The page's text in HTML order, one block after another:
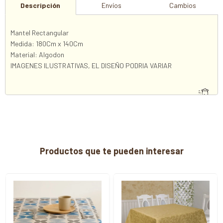
Descripción Envíos Cambios
Mantel Rectangular
Medida: 180Cm x 140Cm
Material: Algodon
IMAGENES ILUSTRATIVAS, EL DISEÑO PODRIA VARIAR
Productos que te pueden interesar